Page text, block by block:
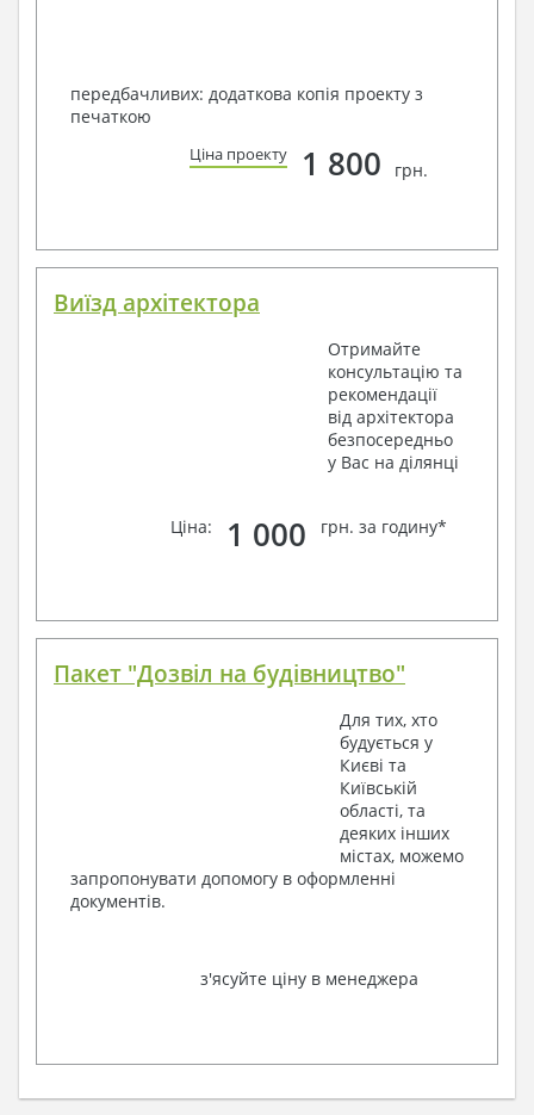
передбачливих: додаткова копія проекту з
печаткою
Ціна проекту 1 800 грн.
Виїзд архітектора
Отримайте
консультацію та
рекомендації
від архітектора
безпосередньо
у Вас на ділянці
Ціна: 1 000 грн. за годину*
Пакет "Дозвіл на будівництво"
Для тих, хто
будується у
Києві та
Київській
області, та
деяких інших
містах, можемо
запропонувати допомогу в оформленні
документів.
з'ясуйте ціну в менеджера